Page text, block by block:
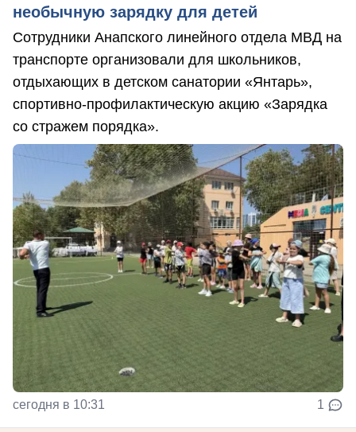
необычную зарядку для детей
Сотрудники Анапского линейного отдела МВД на
транспорте организовали для школьников,
отдыхающих в детском санатории «Янтарь»,
спортивно-профилактическую акцию «Зарядка
со стражем порядка».
сегодня в 10:31 1